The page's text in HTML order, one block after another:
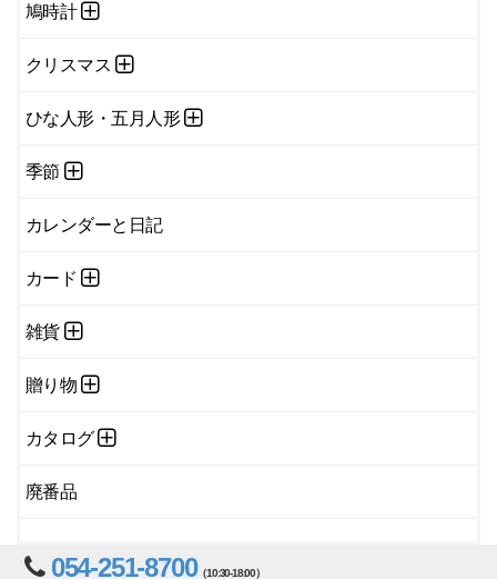
鳩時計
クリスマス
ひな人形・五月人形
季節
カレンダーと日記
カード
雑貨
贈り物
カタログ
廃番品
054-251-8700（10:30-18:00）